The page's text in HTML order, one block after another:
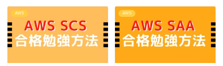
AWS AWS